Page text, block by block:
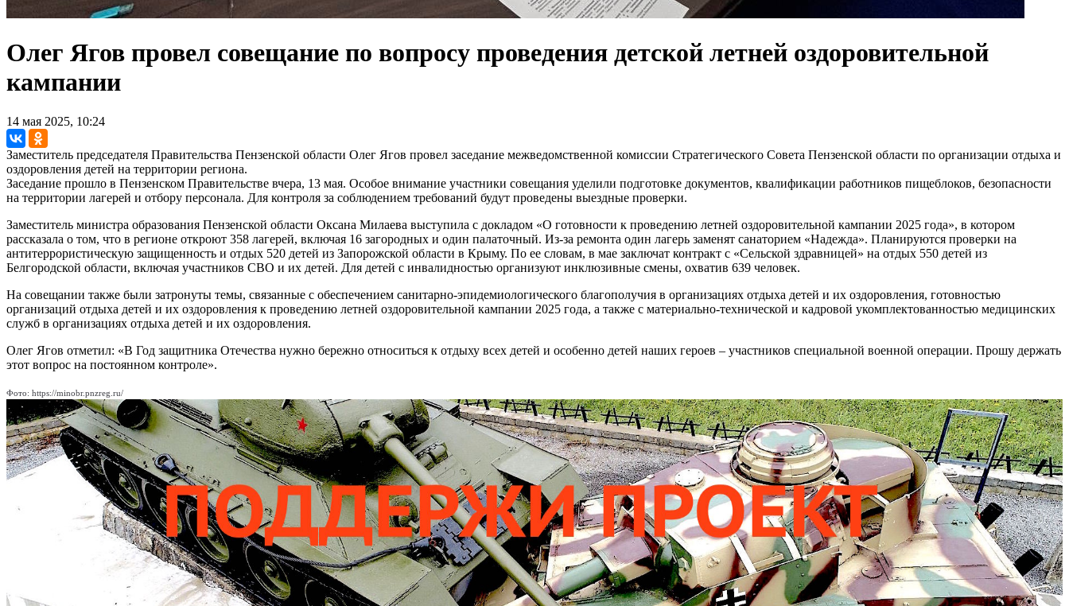
Олег Ягов провел совещание по вопросу проведения детской летней оздоровительной
кампании
14 мая 2025, 10:24
Заместитель председателя Правительства Пензенской области Олег Ягов провел заседание межведомственной комиссии Стратегического Совета Пензенской области по организации отдыха и
оздоровления детей на территории региона.
Заседание прошло в Пензенском Правительстве вчера, 13 мая. Особое внимание участники совещания уделили подготовке документов, квалификации работников пищеблоков, безопасности
на территории лагерей и отбору персонала. Для контроля за соблюдением требований будут проведены выездные проверки.
Заместитель министра образования Пензенской области Оксана Милаева выступила с докладом «О готовности к проведению летней оздоровительной кампании 2025 года», в котором
рассказала о том, что в регионе откроют 358 лагерей, включая 16 загородных и один палаточный. Из-за ремонта один лагерь заменят санаторием «Надежда». Планируются проверки на
антитеррористическую защищенность и отдых 520 детей из Запорожской области в Крыму. По ее словам, в мае заключат контракт с «Сельской здравницей» на отдых 550 детей из
Белгородской области, включая участников СВО и их детей. Для детей с инвалидностью организуют инклюзивные смены, охватив 639 человек.
На совещании также были затронуты темы, связанные с обеспечением санитарно-эпидемиологического благополучия в организациях отдыха детей и их оздоровления, готовностью
организаций отдыха детей и их оздоровления к проведению летней оздоровительной кампании 2025 года, а также с материально-технической и кадровой укомплектованностью медицинских
служб в организациях отдыха детей и их оздоровления.
Олег Ягов отметил: «В Год защитника Отечества нужно бережно относиться к отдыху всех детей и особенно детей наших героев – участников специальной военной операции. Прошу держать
этот вопрос на постоянном контроле».
Фото: https://minobr.pnzreg.ru/